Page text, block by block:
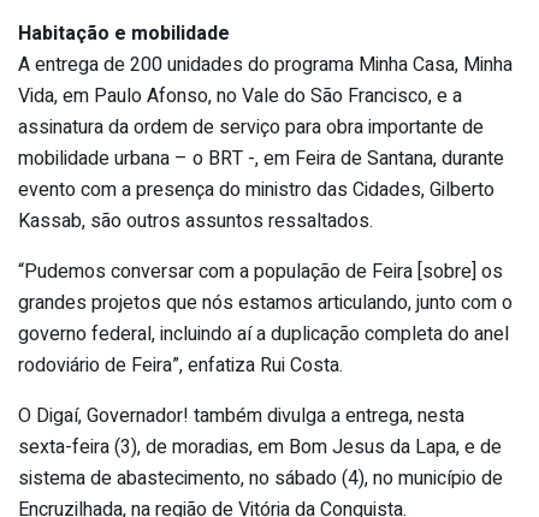
Habitação e mobilidade
A entrega de 200 unidades do programa Minha Casa, Minha
Vida, em Paulo Afonso, no Vale do São Francisco, e a
assinatura da ordem de serviço para obra importante de
mobilidade urbana – o BRT -, em Feira de Santana, durante
evento com a presença do ministro das Cidades, Gilberto
Kassab, são outros assuntos ressaltados.
“Pudemos conversar com a população de Feira [sobre] os
grandes projetos que nós estamos articulando, junto com o
governo federal, incluindo aí a duplicação completa do anel
rodoviário de Feira”, enfatiza Rui Costa.
O Digaí, Governador! também divulga a entrega, nesta
sexta-feira (3), de moradias, em Bom Jesus da Lapa, e de
sistema de abastecimento, no sábado (4), no município de
Encruzilhada, na região de Vitória da Conquista.